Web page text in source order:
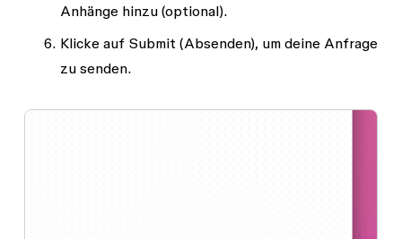
Anhänge hinzu (optional).
Klicke auf Submit (Absenden), um deine Anfrage
zu senden.